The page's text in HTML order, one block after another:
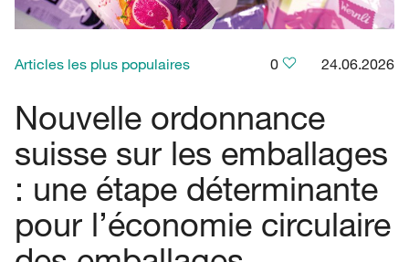
Articles les plus populaires 0 24.06.2026
Nouvelle ordonnance
suisse sur les emballages
: une étape déterminante
pour l’économie circulaire